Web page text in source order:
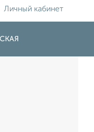
Личный кабинет